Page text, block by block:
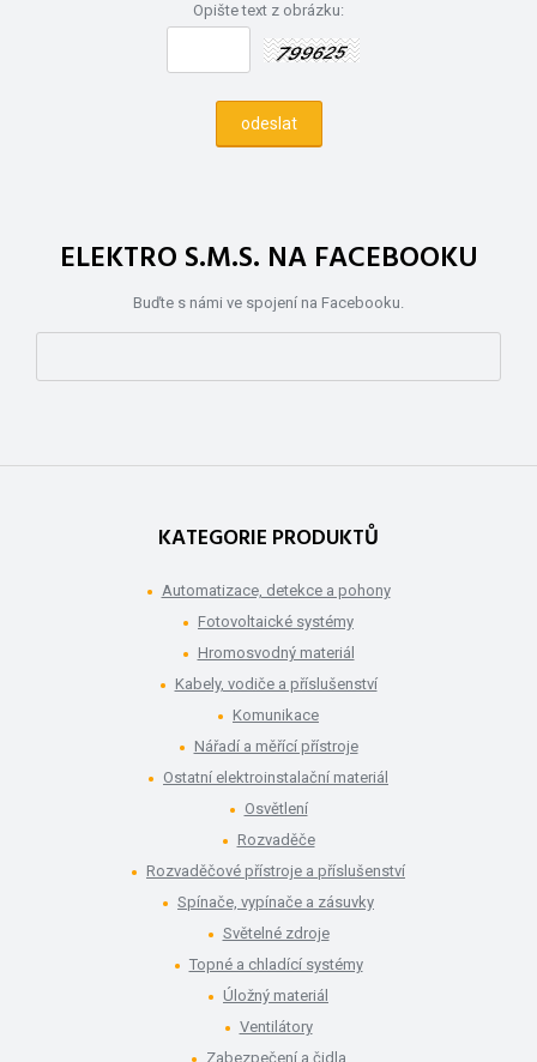
Opište text z obrázku:
ELEKTRO S.M.S. NA FACEBOOKU
Buďte s námi ve spojení na Facebooku.
KATEGORIE PRODUKTŮ
Automatizace, detekce a pohony
Fotovoltaické systémy
Hromosvodný materiál
Kabely, vodiče a příslušenství
Komunikace
Nářadí a měřící přístroje
Ostatní elektroinstalační materiál
Osvětlení
Rozvaděče
Rozvaděčové přístroje a příslušenství
Spínače, vypínače a zásuvky
Světelné zdroje
Topné a chladící systémy
Úložný materiál
Ventilátory
Zabezpečení a čidla